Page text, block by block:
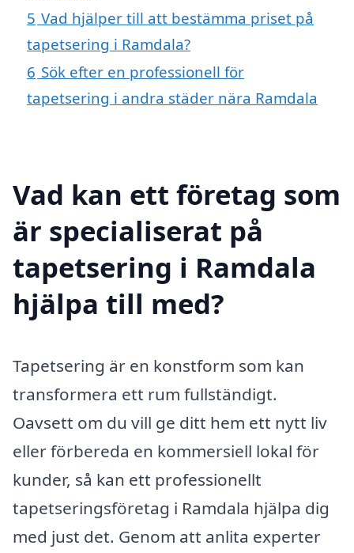
5 Vad hjälper till att bestämma priset på
tapetsering i Ramdala?
6 Sök efter en professionell för
tapetsering i andra städer nära Ramdala
Vad kan ett företag som
är specialiserat på
tapetsering i Ramdala
hjälpa till med?
Tapetsering är en konstform som kan
transformera ett rum fullständigt.
Oavsett om du vill ge ditt hem ett nytt liv
eller förbereda en kommersiell lokal för
kunder, så kan ett professionellt
tapetseringsföretag i Ramdala hjälpa dig
med just det. Genom att anlita experter